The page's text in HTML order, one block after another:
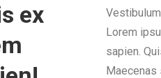
ex
Lorem
sapien.
Maecenas